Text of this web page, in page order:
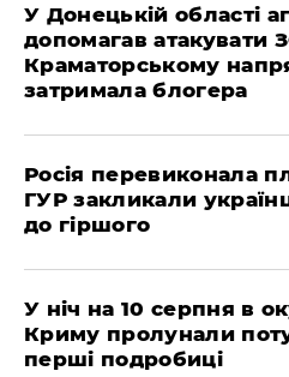
У Донецькій області
допомагав атакувати
Краматорському
затримала блогера
Росія перевиконала
ГУР закликали
до гіршого
У ніч на 10 серпня в
Криму пролунали
перші подробиці